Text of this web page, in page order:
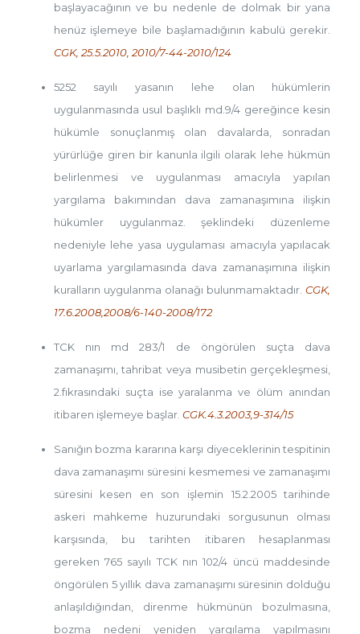
başlayacağının ve bu nedenle de dolmak bir yana
henüz işlemeye bile başlamadığının kabulü gerekir.
CGK, 25.5.2010, 2010/7-44-2010/124
5252 sayılı yasanın lehe olan hükümlerin
uygulanmasında usul başlıklı md.9/4 gereğince kesin
hükümle sonuçlanmış olan davalarda, sonradan
yürürlüğe giren bir kanunla ilgili olarak lehe hükmün
belirlenmesi ve uygulanması amacıyla yapılan
yargılama bakımından dava zamanaşımına ilişkin
hükümler uygulanmaz. şeklindeki düzenleme
nedeniyle lehe yasa uygulaması amacıyla yapılacak
uyarlama yargılamasında dava zamanaşımına ilişkin
kuralların uygulanma olanağı bulunmamaktadır.CGK,
17.6.2008,2008/6-140-2008/172
TCK nın md 283/1 de öngörülen suçta dava
zamanaşımı, tahribat veya musibetin gerçekleşmesi,
2.fıkrasındaki suçta ise yaralanma ve ölüm anından
itibaren işlemeye başlar. CGK.4.3.2003,9-314/15
Sanığın bozma kararına karşı diyeceklerinin tespitinin
dava zamanaşımı süresini kesmemesi ve zamanaşımı
süresini kesen en son işlemin 15.2.2005 tarihinde
askeri mahkeme huzurundaki sorgusunun olması
karşısında, bu tarihten itibaren hesaplanması
gereken 765 sayılı TCK nın 102/4 üncü maddesinde
öngörülen 5 yıllık dava zamanaşımı süresinin dolduğu
anlaşıldığından, direnme hükmünün bozulmasına,
bozma nedeni yeniden yargılama yapılmasını